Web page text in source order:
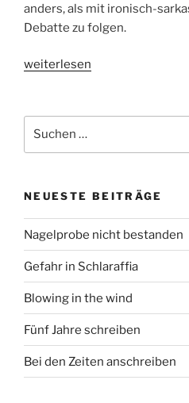
anders, als mit ironisch-
Debatte zu folgen.
„documenta
Vorurteil“
weiterlesen
nach:
NEUESTE BEITRÄGE
Nagelprobe nicht bestanden
Gefahr in Schlaraffia
Blowing in the wind
Fünf Jahre schreiben
Bei den Zeiten anschreiben